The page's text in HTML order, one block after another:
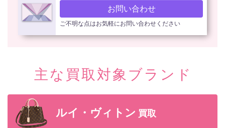
お問い合わせ
ご不明な点はお気軽にお問い合わせください
主な買取対象ブランド
ルイ・ヴィトン 買取